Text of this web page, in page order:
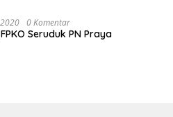
0 Komentar
Seruduk PN Praya